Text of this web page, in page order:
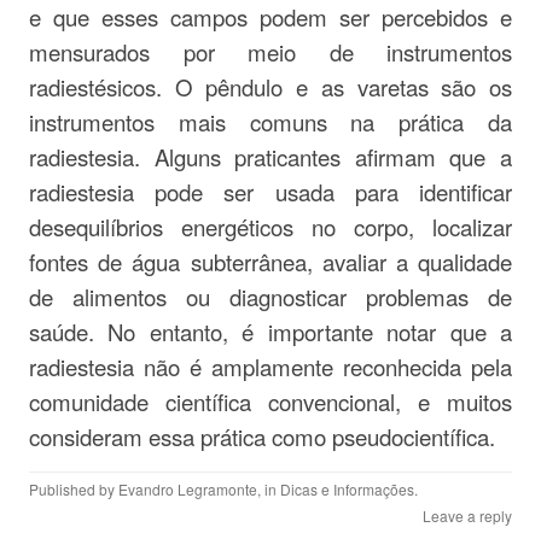
e que esses campos podem ser percebidos e
mensurados por meio de instrumentos
radiestésicos. O pêndulo e as varetas são os
instrumentos mais comuns na prática da
radiestesia. Alguns praticantes afirmam que a
radiestesia pode ser usada para identificar
desequilíbrios energéticos no corpo, localizar
fontes de água subterrânea, avaliar a qualidade
de alimentos ou diagnosticar problemas de
saúde. No entanto, é importante notar que a
radiestesia não é amplamente reconhecida pela
comunidade científica convencional, e muitos
consideram essa prática como pseudocientífica.
Published by Evandro Legramonte, in Dicas e Informações.
Leave a reply